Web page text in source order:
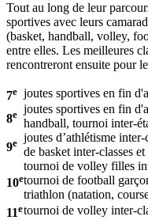
Tout au long de leur
sportives avec leurs
(basket, handball, volley,
entre elles. Les meilleures
rencontreront ensuite pour
7e joutes sportives en fin
8e joutes sportives en fin
handball, tournoi inter-
9e joutes d’athlétisme
de basket inter-classes
10e
tournoi de volley filles
tournoi de football
triathlon (natation,
11etournoi de volley inter-